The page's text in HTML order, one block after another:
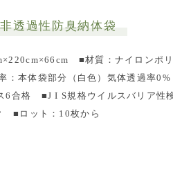
非透過性防臭納体袋
■材質：ナイロンポ
本体袋部分（白色）気体透過率
6合格 ■J I S規格ウイルスバリア
■ロット：10枚から